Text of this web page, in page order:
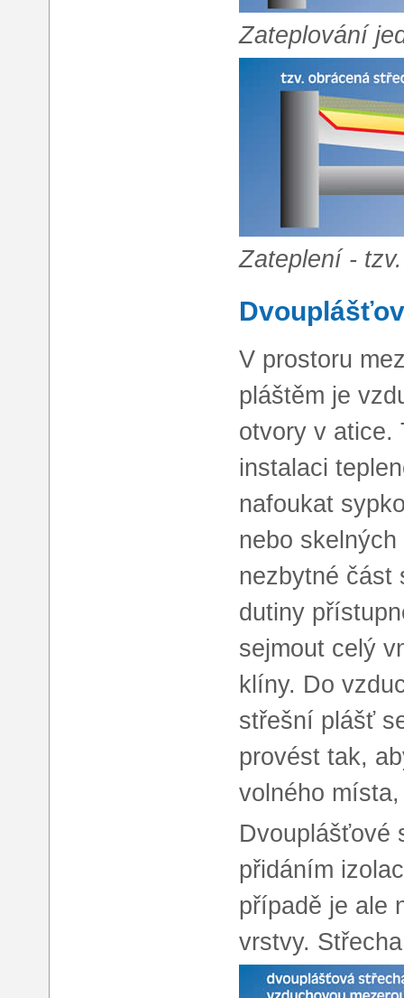
Zateplování
Zateplení -
V prostoru
pláštěm je
otvory v atice.
instalaci
nafoukat
nebo
nezbytné část
dutiny
sejmout celý
klíny. Do
střešní plášť
provést tak,
volného
Dvouplášťové
přidáním
případě je ale
vrstvy.